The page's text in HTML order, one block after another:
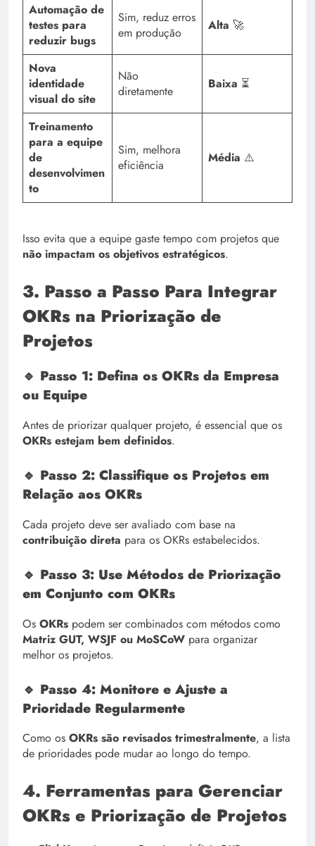
Automação de
testes para
reduzir bugs
Sim, reduz erros
em produção
Alta 🚀
Nova
identidade
visual do site
Não
diretamente
Baixa ⏳
Treinamento
para a equipe
de
desenvolvimen
to
Sim, melhora
eficiência
Média ⚠️
Isso evita que a equipe gaste tempo com projetos que
não impactam os objetivos estratégicos.
3. Passo a Passo Para Integrar
OKRs na Priorização de
Projetos
🔹 Passo 1: Defina os OKRs da Empresa
ou Equipe
Antes de priorizar qualquer projeto, é essencial que os
OKRs estejam bem definidos.
🔹 Passo 2: Classifique os Projetos em
Relação aos OKRs
Cada projeto deve ser avaliado com base na
contribuição direta para os OKRs estabelecidos.
🔹 Passo 3: Use Métodos de Priorização
em Conjunto com OKRs
Os OKRs podem ser combinados com métodos como
Matriz GUT, WSJF ou MoSCoW para organizar
melhor os projetos.
🔹 Passo 4: Monitore e Ajuste a
Prioridade Regularmente
Como os OKRs são revisados trimestralmente, a lista
de prioridades pode mudar ao longo do tempo.
4. Ferramentas para Gerenciar
OKRs e Priorização de Projetos